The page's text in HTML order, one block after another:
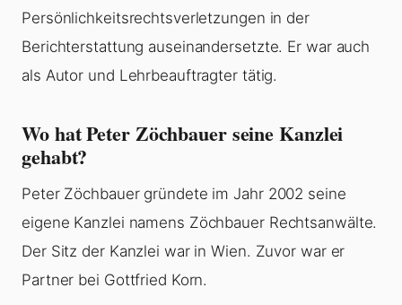
Persönlichkeitsrechtsverletzungen in der
Berichterstattung auseinandersetzte. Er war auch
als Autor und Lehrbeauftragter tätig.
Wo hat Peter Zöchbauer seine Kanzlei
gehabt?
Peter Zöchbauer gründete im Jahr 2002 seine
eigene Kanzlei namens Zöchbauer Rechtsanwälte.
Der Sitz der Kanzlei war in Wien. Zuvor war er
Partner bei Gottfried Korn.